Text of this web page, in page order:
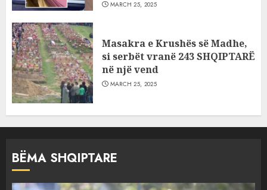
MARCH 25, 2025
Masakra e Krushës së Madhe,
si serbët vranë 243 SHQIPTARË
në një vend
MARCH 25, 2025
BËMA SHQIPTARE